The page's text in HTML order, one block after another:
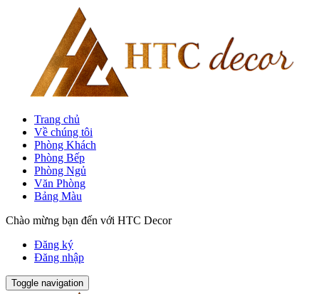
Trang chủ
Về chúng tôi
Phòng Khách
Phòng Bếp
Phòng Ngủ
Văn Phòng
Bảng Màu
Chào mừng bạn đến với HTC Decor
Đăng ký
Đăng nhập
Toggle navigation